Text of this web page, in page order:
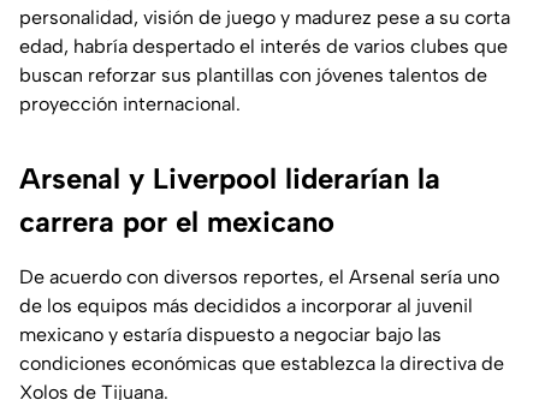
personalidad, visión de juego y madurez pese a su corta
edad, habría despertado el interés de varios clubes que
buscan reforzar sus plantillas con jóvenes talentos de
proyección internacional.
Arsenal y Liverpool liderarían la
carrera por el mexicano
De acuerdo con diversos reportes, el Arsenal sería uno
de los equipos más decididos a incorporar al juvenil
mexicano y estaría dispuesto a negociar bajo las
condiciones económicas que establezca la directiva de
Xolos de Tijuana.